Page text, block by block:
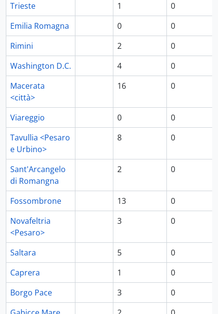
Trieste
1
0
Emilia Romagna
0
0
Rimini
2
0
Washington D.C.
4
0
Macerata
<città>
16 0
Viareggio 0
0
Tavullia <Pesaro
e Urbino>
8 0
Sant'Arcangelo
di Romangna
2 0
Fossombrone 13
0
Novafeltria
<Pesaro>
3 0
Saltara 5
0
Caprera
1
0
Borgo Pace
3
0